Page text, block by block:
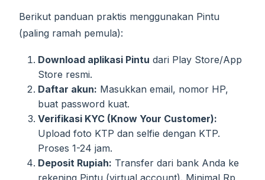
Berikut panduan praktis menggunakan Pintu
(paling ramah pemula):
Download aplikasi Pintu dari Play Store/App
Store resmi.
Daftar akun: Masukkan email, nomor HP,
buat password kuat.
Verifikasi KYC (Know Your Customer):
Upload foto KTP dan selfie dengan KTP.
Proses 1-24 jam.
Deposit Rupiah: Transfer dari bank Anda ke